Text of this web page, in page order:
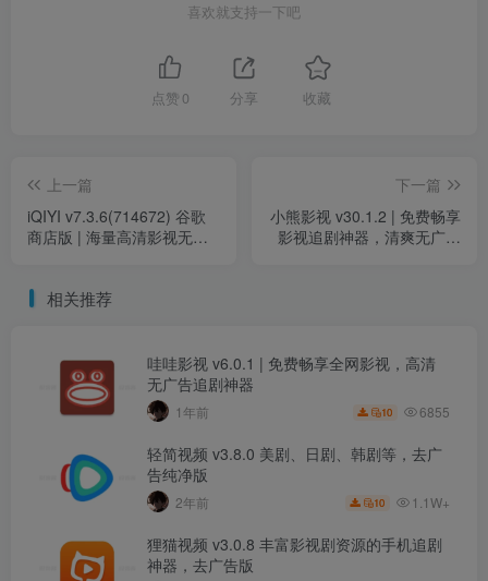
喜欢就支持一下吧
点赞 0 分享 收藏
上一篇
iQIYI v7.3.6(714672) 谷歌
商店版 | 海量高清影视无广
下一篇
小熊影视 v30.1.2 | 免费畅享
影视追剧神器，清爽无广告
相关推荐
哇哇影视 v6.0.1 | 免费畅享全网影视，高清
无广告追剧神器
1年前 10 6855
轻简视频 v3.8.0 美剧、日剧、韩剧等，去广
告纯净版
2年前 10 1.1W+
狸猫视频 v3.0.8 丰富影视剧资源的手机追剧
神器，去广告版